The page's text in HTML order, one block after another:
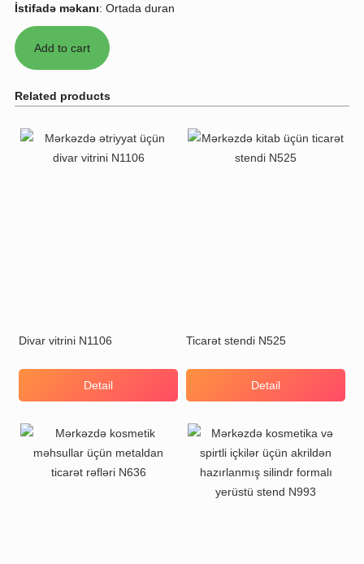
İstifadə məkanı: Ortada duran
Related products
Divar vitrini N1106
Detail
Ticarət stendi N525
Detail